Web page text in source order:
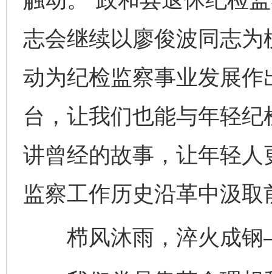
志会继续以廖俊波同志
动为纪检监察事业发展
台，让我们也能与年轻
讲曾经的故事，让年轻
监察工作历史沿革中汲取
栉风沐雨，淬火成